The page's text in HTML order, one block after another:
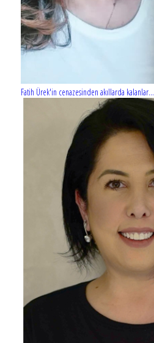
Fatih Ürek'in cenazesinden akıllarda kalanlar...